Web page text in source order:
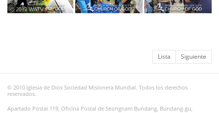
ⓒ 2012 WATV
Lista Siguiente
© 2010 Iglesia de Dios Sociedad Misionera Mundial. Todos los derechos
reservados.
Apartado Postal 119, Oficina Postal de Seongnam Bundang, Bundang-gu,